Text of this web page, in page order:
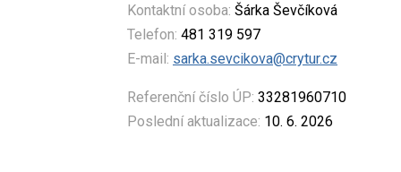
Kontaktní osoba: Šárka Ševčíková
Telefon: 481 319 597
E-mail: sarka.sevcikova@crytur.cz
Referenční číslo ÚP: 33281960710
Poslední aktualizace: 10. 6. 2026